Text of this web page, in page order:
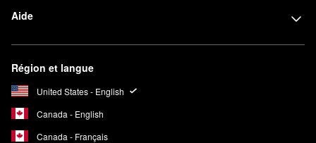
Aide
Région et langue
United States - English
Canada - English
Canada - Français